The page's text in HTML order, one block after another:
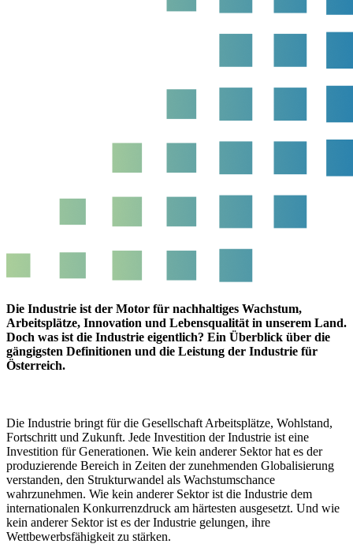
Die Industrie ist der Motor für nachhaltiges Wachstum,
Arbeitsplätze, Innovation und Lebensqualität in unserem Land.
Doch was ist die Industrie eigentlich? Ein Überblick über die
gängigsten Definitionen und die Leistung der Industrie für
Österreich.
Die Industrie bringt für die Gesellschaft Arbeitsplätze, Wohlstand,
Fortschritt und Zukunft. Jede Investition der Industrie ist eine
Investition für Generationen. Wie kein anderer Sektor hat es der
produzierende Bereich in Zeiten der zunehmenden Globalisierung
verstanden, den Strukturwandel als Wachstumschance
wahrzunehmen. Wie kein anderer Sektor ist die Industrie dem
internationalen Konkurrenzdruck am härtesten ausgesetzt. Und wie
kein anderer Sektor ist es der Industrie gelungen, ihre
Wettbewerbsfähigkeit zu stärken.